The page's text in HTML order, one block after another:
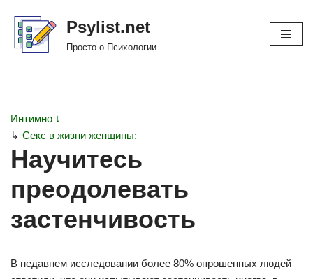
Перейти
Psylist.net
Просто о Психологии
Интимно ↓
↳ Секс в жизни женщины:
Научитесь
преодолевать
застенчивость
В недавнем исследовании более 80% опрошенных людей